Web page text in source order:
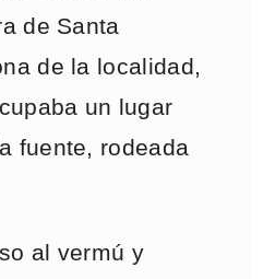
de Santa
de la localidad,
un lugar
fuente, rodeada
al vermú y